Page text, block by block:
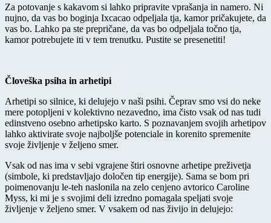
Za potovanje s kakavom si lahko pripravite vprašanja in namero. Ni
nujno, da vas bo boginja Ixcacao odpeljala tja, kamor pričakujete, da
vas bo. Lahko pa ste prepričane, da vas bo odpeljala točno tja,
kamor potrebujete iti v tem trenutku. Pustite se presenetiti!
Človeška psiha in arhetipi
Arhetipi so silnice, ki delujejo v naši psihi. Čeprav smo vsi do neke
mere potopljeni v kolektivno nezavedno, ima čisto vsak od nas tudi
edinstveno osebno arhetipsko karto. S poznavanjem svojih arhetipov
lahko aktivirate svoje najboljše potenciale in korenito spremenite
svoje življenje v željeno smer.
Vsak od nas ima v sebi vgrajene štiri osnovne arhetipe preživetja
(simbole, ki predstavljajo določen tip energije). Sama se bom pri
poimenovanju le-teh naslonila na zelo cenjeno avtorico Caroline
Myss, ki mi je s svojimi deli izredno pomagala speljati svoje
življenje v željeno smer. V vsakem od nas živijo in delujejo: